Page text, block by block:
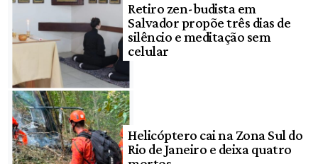
Retiro zen-budista em
Salvador propõe três dias de
silêncio e meditação sem
celular
Helicóptero cai na Zona Sul do
Rio de Janeiro e deixa quatro